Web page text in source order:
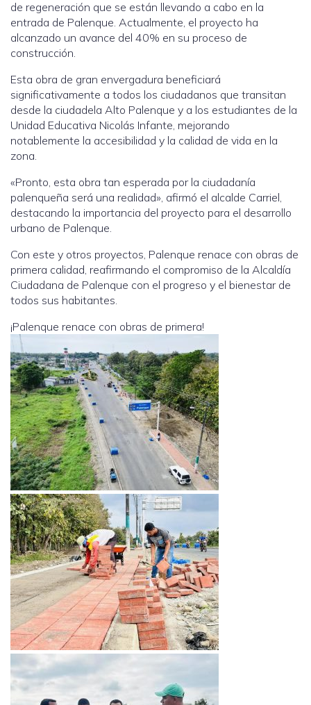
de regeneración que se están llevando a cabo en la
entrada de Palenque. Actualmente, el proyecto ha
alcanzado un avance del 40% en su proceso de
construcción.
Esta obra de gran envergadura beneficiará
significativamente a todos los ciudadanos que transitan
desde la ciudadela Alto Palenque y a los estudiantes de la
Unidad Educativa Nicolás Infante, mejorando
notablemente la accesibilidad y la calidad de vida en la
zona.
«Pronto, esta obra tan esperada por la ciudadanía
palenqueña será una realidad», afirmó el alcalde Carriel,
destacando la importancia del proyecto para el desarrollo
urbano de Palenque.
Con este y otros proyectos, Palenque renace con obras de
primera calidad, reafirmando el compromiso de la Alcaldía
Ciudadana de Palenque con el progreso y el bienestar de
todos sus habitantes.
¡Palenque renace con obras de primera!